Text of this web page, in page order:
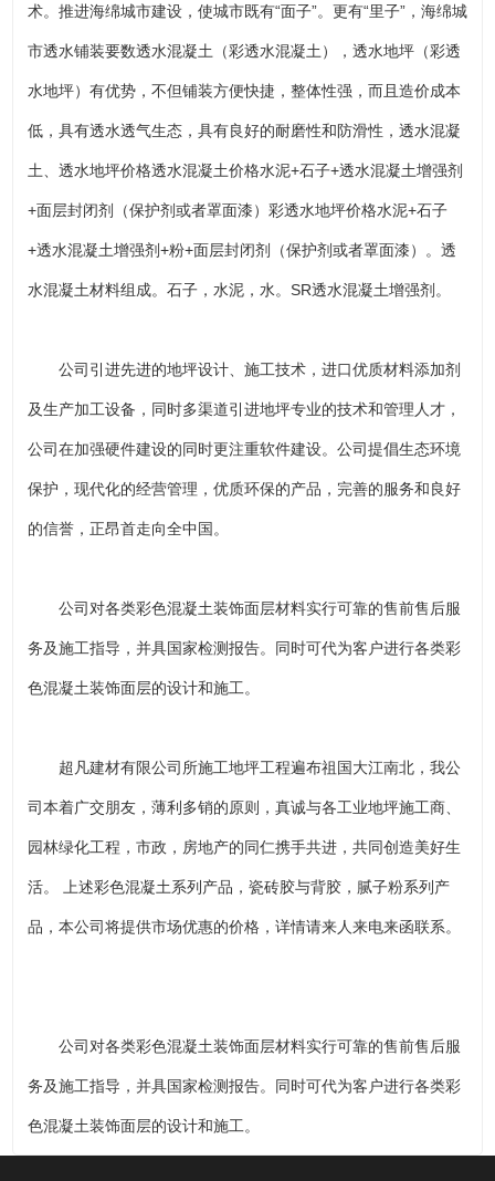
术。推进海绵城市建设，使城市既有“面子”。更有“里子”，海绵城
市透水铺装要数透水混凝土（彩透水混凝土），透水地坪（彩透
水地坪）有优势，不但铺装方便快捷，整体性强，而且造价成本
低，具有透水透气生态，具有良好的耐磨性和防滑性，透水混凝
土、透水地坪价格透水混凝土价格水泥+石子+透水混凝土增强剂
+面层封闭剂（保护剂或者罩面漆）彩透水地坪价格水泥+石子
+透水混凝土增强剂+粉+面层封闭剂（保护剂或者罩面漆）。透
水混凝土材料组成。石子，水泥，水。SR透水混凝土增强剂。
公司引进先进的地坪设计、施工技术，进口优质材料添加剂
及生产加工设备，同时多渠道引进地坪专业的技术和管理人才，
公司在加强硬件建设的同时更注重软件建设。公司提倡生态环境
保护，现代化的经营管理，优质环保的产品，完善的服务和良好
的信誉，正昂首走向全中国。
公司对各类彩色混凝土装饰面层材料实行可靠的售前售后服
务及施工指导，并具国家检测报告。同时可代为客户进行各类彩
色混凝土装饰面层的设计和施工。
超凡建材有限公司所施工地坪工程遍布祖国大江南北，我公
司本着广交朋友，薄利多销的原则，真诚与各工业地坪施工商、
园林绿化工程，市政，房地产的同仁携手共进，共同创造美好生
活。 上述彩色混凝土系列产品，瓷砖胶与背胶，腻子粉系列产
品，本公司将提供市场优惠的价格，详情请来人来电来函联系。
公司对各类彩色混凝土装饰面层材料实行可靠的售前售后服
务及施工指导，并具国家检测报告。同时可代为客户进行各类彩
色混凝土装饰面层的设计和施工。